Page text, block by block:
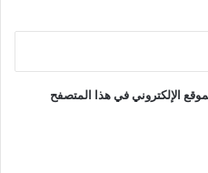
الإلكتروني في هذا المتصفح